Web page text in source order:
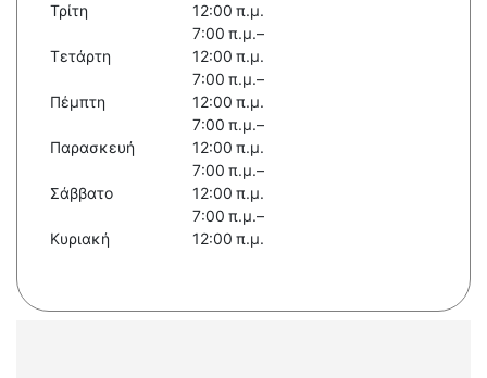
Τρίτη
12:00 π.μ.
Τετάρτη
7:00 π.μ.–
12:00 π.μ.
Πέμπτη
7:00 π.μ.–
12:00 π.μ.
Παρασκευή
7:00 π.μ.–
12:00 π.μ.
Σάββατο
7:00 π.μ.–
12:00 π.μ.
Κυριακή
7:00 π.μ.–
12:00 π.μ.